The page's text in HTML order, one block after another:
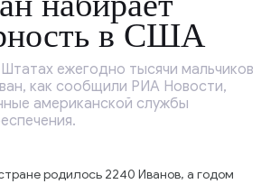
в США
ежегодно тысячи мальчиков
как сообщили РИА Новости,
американской службы
родилось 2240 Иванов, а годом